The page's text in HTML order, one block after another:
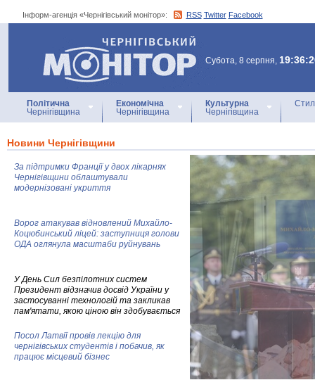
Інформ-агенція «Чернігівський монітор»: RSS Twitter Facebook
Інформ-агенція
«Чернігівський монітор»
Субота, 8 серпня,
Політична
Чернігівщина
Економічна
Чернігівщина
Культурна
Чернігівщина
Новини Чернігівщини
За підтримки Франції у двох лікарнях
Чернігівщини облаштували
модернізовані укриття
Ворог атакував відновлений Михайло-
Коцюбинський ліцей: заступниця голови
ОДА оглянула масштаби руйнувань
У День Сил безпілотних систем
Президент відзначив досвід України у
застосуванні технологій та закликав
пам'ятати, якою ціною він здобувається
Посол Латвії провів лекцію для
чернігівських студентів і побачив, як
працює місцевий бізнес